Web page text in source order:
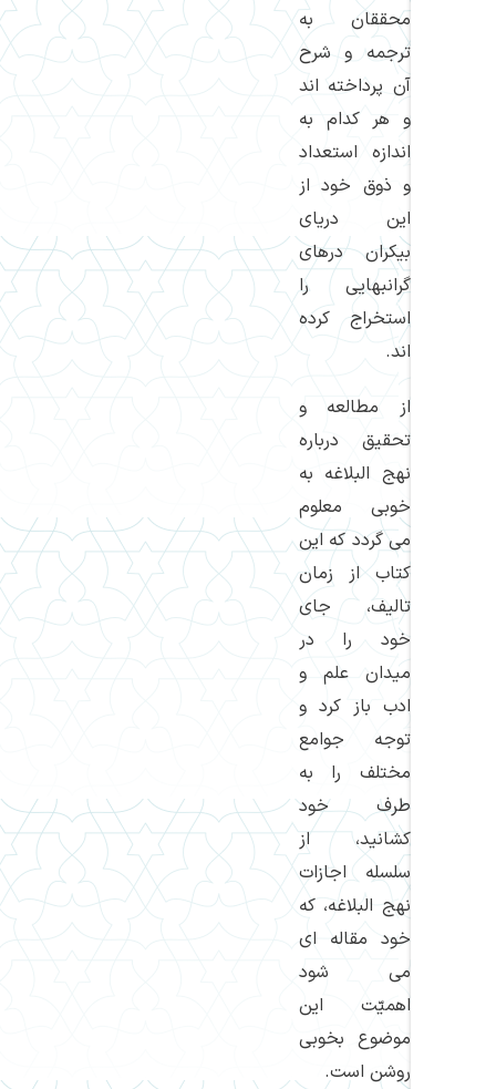
محققان به
ترجمه و شرح
آن پرداخته اند
و هر كدام به
اندازه استعداد
و ذوق خود از
این دریای
بیكران درهای
گرانبهایی را
استخراج كرده
اند.
از مطالعه و
تحقیق درباره
نهج البلاغه به
خوبی معلوم
می گردد كه این
كتاب از زمان
تالیف، جای
خود را در
میدان علم و
ادب باز كرد و
توجه جوامع
مختلف را به
طرف خود
كشانید، از
سلسله اجازات
نهج البلاغه، كه
خود مقاله ای
می شود
اهمیّت این
موضوع بخوبی
روشن است.